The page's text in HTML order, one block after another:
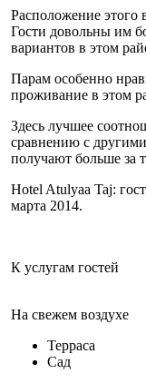
Расположение
Гости довольны им
вариантов в этом
Парам особенно
проживание в этом
Здесь лучшее
сравнению с
получают больше за
Hotel Atulyaa Taj:
марта 2014.
К услугам гостей
На свежем воздухе
Терраса
Сад